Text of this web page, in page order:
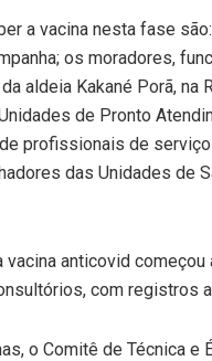
a vacina nesta fase
os moradores,
aldeia Kakané Porã,
de Pronto
profissionais de
das Unidades de
anticovid
com registros
o Comitê de Técnica